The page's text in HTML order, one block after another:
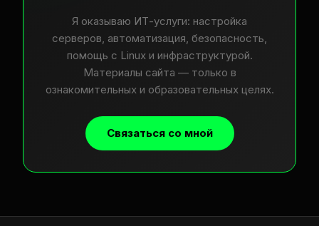
Я оказываю ИТ-услуги: настройка
серверов, автоматизация, безопасность,
помощь с Linux и инфраструктурой.
Материалы сайта — только в
ознакомительных и образовательных целях.
Связаться со мной